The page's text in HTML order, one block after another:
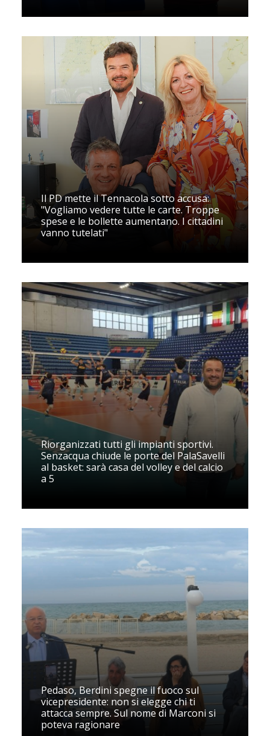
Il PD mette il Tennacola sotto accusa:
"Vogliamo vedere tutte le carte. Troppe
spese e le bollette aumentano. I cittadini
vanno tutelati"
Riorganizzati tutti gli impianti sportivi.
Senzacqua chiude le porte del PalaSavelli
al basket: sarà casa del volley e del calcio
a 5
Pedaso, Berdini spegne il fuoco sul
vicepresidente: non si elegge chi ti
attacca sempre. Sul nome di Marconi si
poteva ragionare